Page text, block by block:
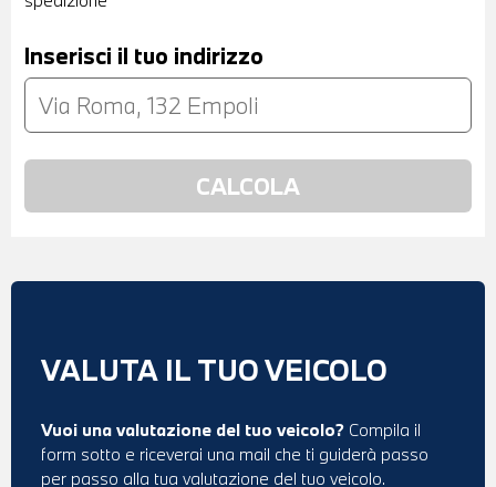
Inserisci il tuo indirizzo
VALUTA IL TUO VEICOLO
Vuoi una valutazione del tuo veicolo? Compila il
form sotto e riceverai una mail che ti guiderà passo
per passo alla tua valutazione del tuo veicolo.